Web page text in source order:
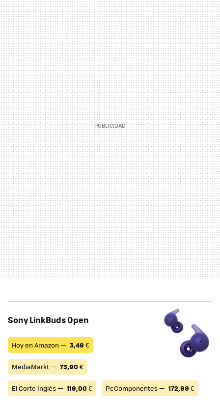
Sony LinkBuds Open
Hoy en Amazon — 3,49 €
MediaMarkt — 73,90€
El Corte Inglés — 119,00€ PcComponentes — 172,99 €